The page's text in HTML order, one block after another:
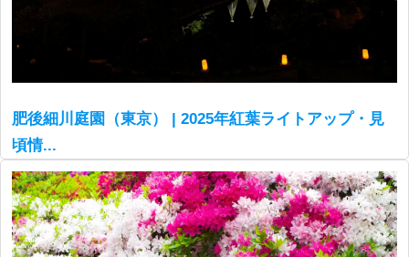
肥後細川庭園（東京） | 2025年紅葉ライトアップ・見
頃情...